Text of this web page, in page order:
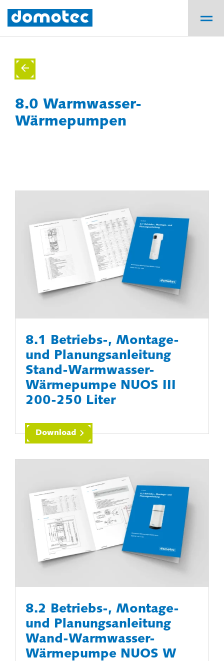
8.0 Warmwasser-
Wärmepumpen
8.1 Betriebs-, Montage-
und Planungsanleitung
Stand-Warmwasser-
Wärmepumpe NUOS III
200-250 Liter
Download
8.2 Betriebs-, Montage-
und Planungsanleitung
Wand-Warmwasser-
Wärmepumpe NUOS W